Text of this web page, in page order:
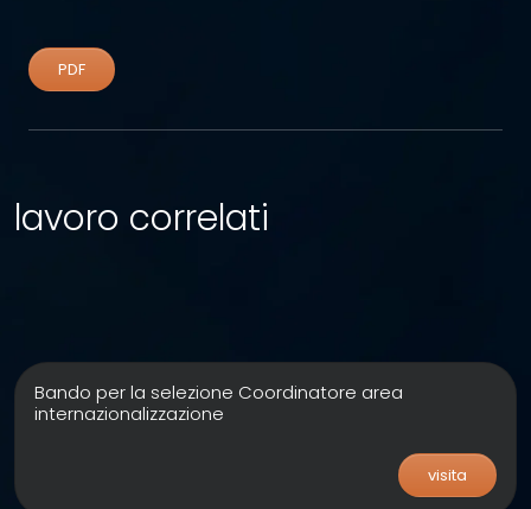
PDF
lavoro correlati
Bando per la selezione Coordinatore area
internazionalizzazione
visita